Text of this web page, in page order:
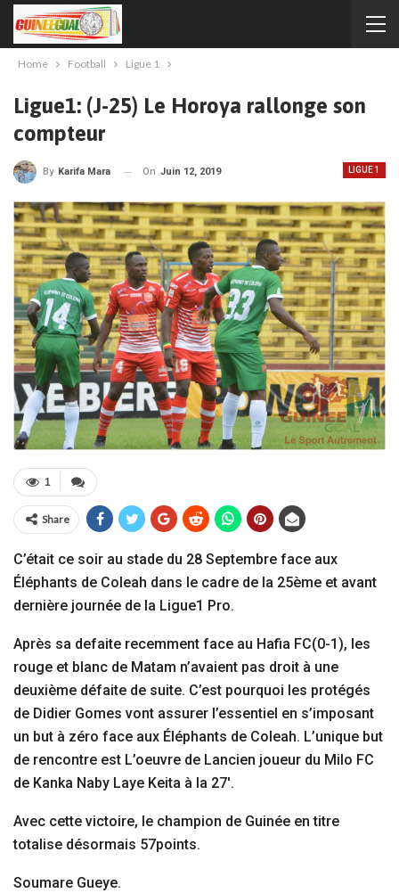
Home Football Ligue 1
Ligue1: (J-25) Le Horoya rallonge son
compteur
LIGUE 1
By Karifa Mara On Juin 12, 2019
1
Share
C’était ce soir au stade du 28 Septembre face aux
Éléphants de Coleah dans le cadre de la 25ème et avant
dernière journée de la Ligue1 Pro.
Après sa defaite recemment face au Hafia FC(0-1), les
rouge et blanc de Matam n’avaient pas droit à une
deuxième défaite de suite. C’est pourquoi les protégés
de Didier Gomes vont assurer l’essentiel en s’imposant
un but à zéro face aux Éléphants de Coleah. L’unique but
de rencontre est L’oeuvre de Lancien joueur du Milo FC
de Kanka Naby Laye Keita à la 27′.
Avec cette victoire, le champion de Guinée en titre
totalise désormais 57points.
Soumare Gueye.